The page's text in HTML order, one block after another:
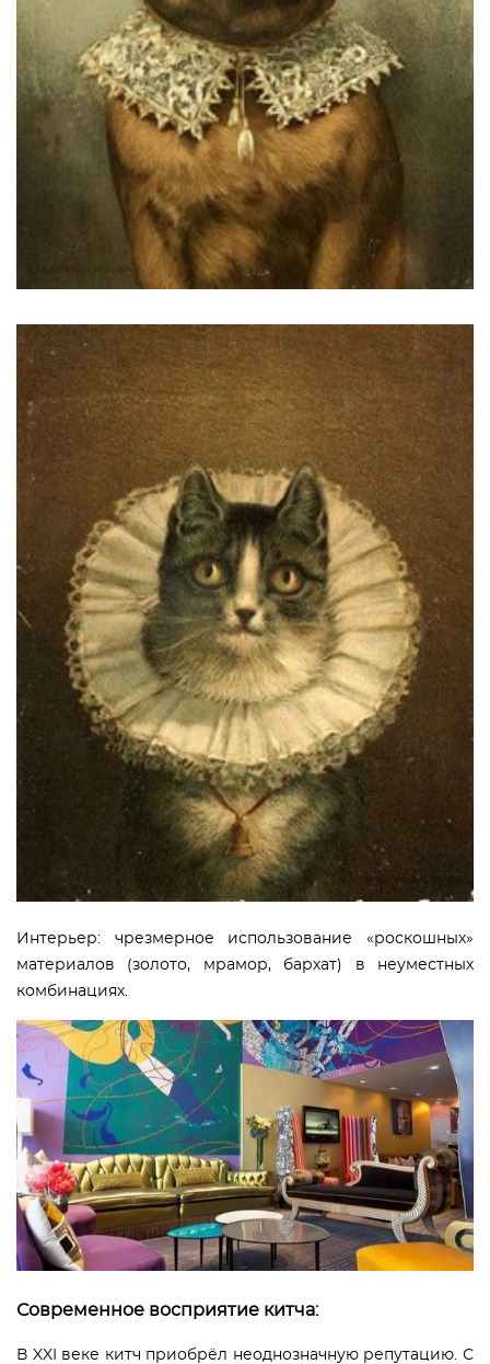
Интерьер: чрезмерное использование «роскошных»
материалов (золото, мрамор, бархат) в неуместных
комбинациях.
Современное восприятие китча:
В XXI веке китч приобрёл неоднозначную репутацию. С